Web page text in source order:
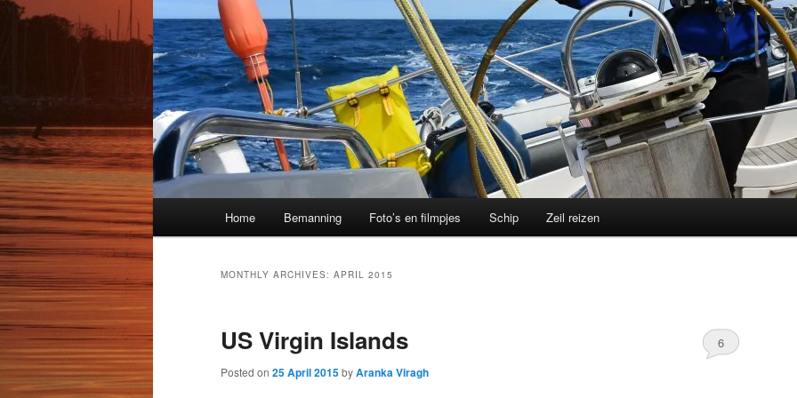
Home Bemanning Foto’s en filmpjes Schip Zeil reizen
MONTHLY ARCHIVES: APRIL 2015
US Virgin Islands
Posted on 25 April 2015byAranka Viragh
6